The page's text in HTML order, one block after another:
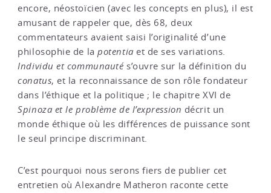
encore, néostoïcien (avec les concepts en plus), il est
amusant de rappeler que, dès 68, deux
commentateurs avaient saisi l’originalité d’une
philosophie de lapotentia et de ses variations.
Individu et communautés’ouvre sur la définition du
conatus, et la reconnaissance de son rôle fondateur
dans l’éthique et la politique ; le chapitre XVI de
Spinoza et le problème de l’expression décrit un
monde éthique où les différences de puissance sont
le seul principe discriminant.
C’est pourquoi nous serons fiers de publier cet
entretien où Alexandre Matheron raconte cette